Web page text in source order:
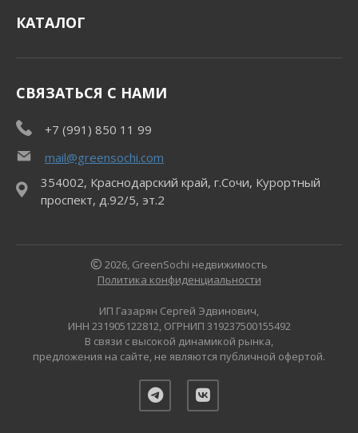
КАТАЛОГ
СВЯЗАТЬСЯ С НАМИ
+7 (991) 850 11 99
mail@greensochi.com
354002, Краснодарский край, г.Сочи, Курортный
проспект, д.92/5, эт.2
2026, GreenSochi недвижимость
Политика конфиденциальности
ИП Газарян Сергей Эдвинович,
ИНН 231905122812, ОГРНИП 319237500155492
В связи с высокой динамикой рынка,
предложения на сайте, не являются публичной офертой.